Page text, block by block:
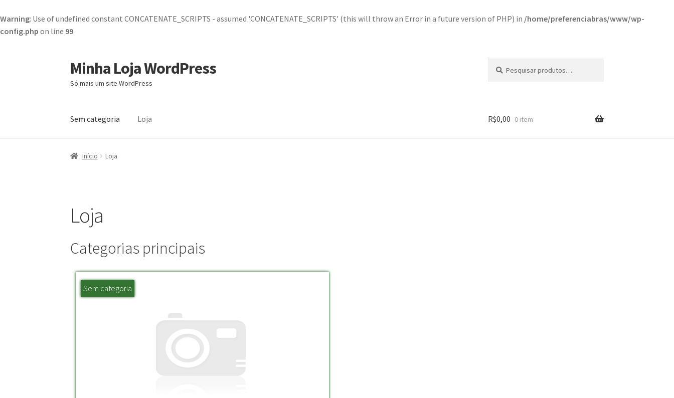
Warning: Use of undefined constant CONCATENATE_SCRIPTS - assumed 'CONCATENATE_SCRIPTS' (this will throw an Error in a future version of PHP) in /home/preferenciabras/www/wp-
config.php on line 99
Pular
para
navegação
Pular
para
o
Minha Loja WordPress
Só mais um site WordPress
por:
Sem categoria Loja
Início Blog Carrinho de Compras
R$0,00 0 item
Início Loja
Loja
Categorias principais
Sem categoria